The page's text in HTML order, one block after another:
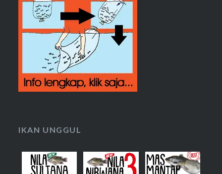
IKAN UNGGUL